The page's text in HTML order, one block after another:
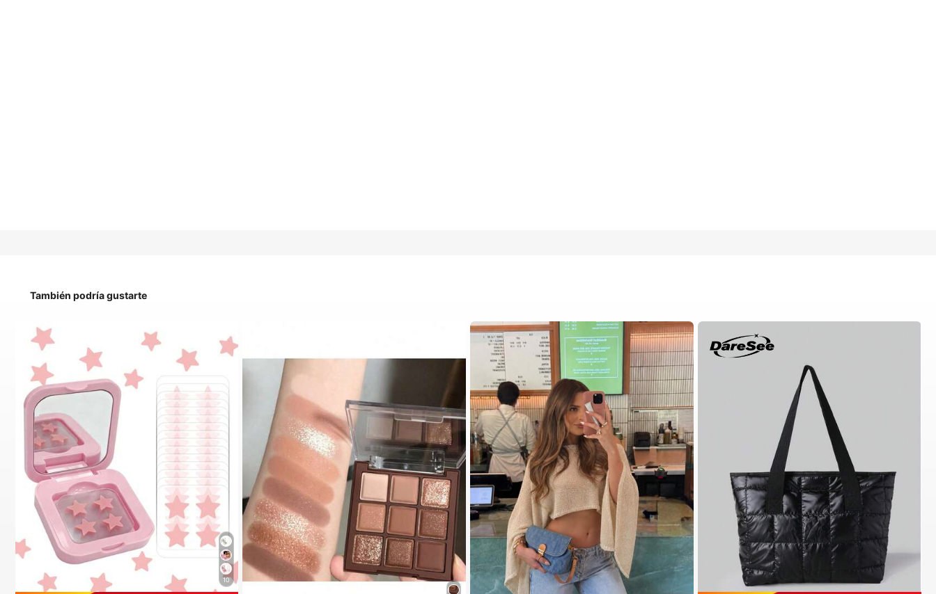
También podría gustarte
10